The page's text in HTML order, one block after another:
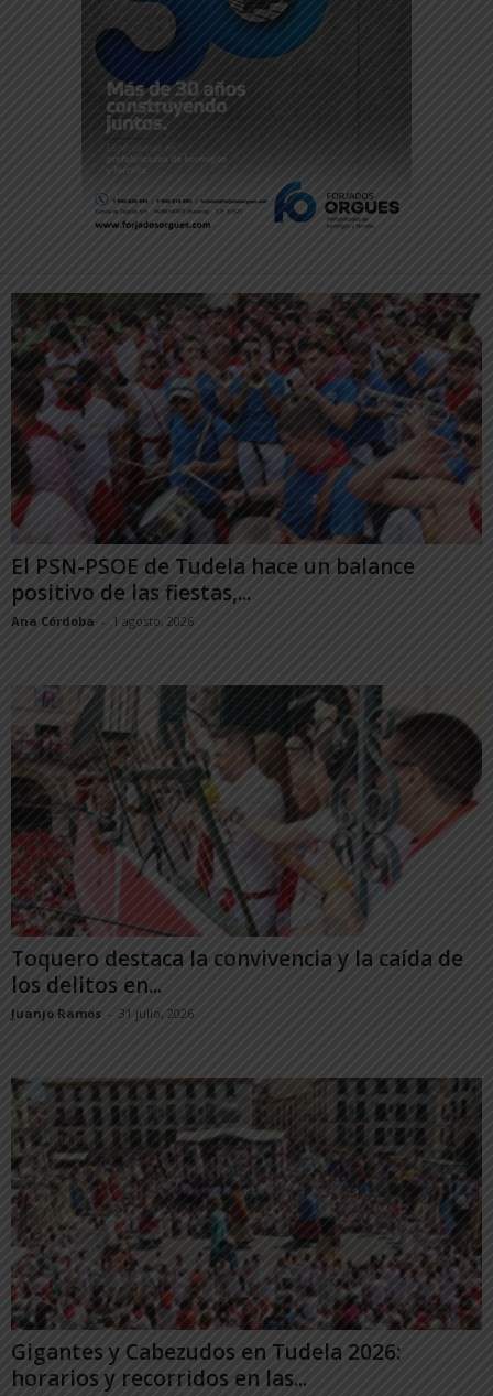
El PSN-PSOE de Tudela hace un balance
positivo de las fiestas,...
Ana Córdoba - 1 agosto, 2026
Toquero destaca la convivencia y la caída de
los delitos en...
Juanjo Ramos - 31 julio, 2026
Gigantes y Cabezudos en Tudela 2026:
horarios y recorridos en las...